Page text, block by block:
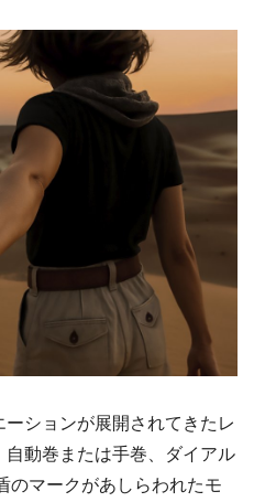
ションが展開されてきたレ
動巻または手巻、ダイアル
のマークがあしらわれたモ